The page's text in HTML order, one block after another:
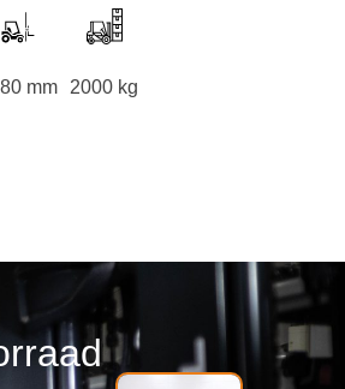
mm 2000 kg